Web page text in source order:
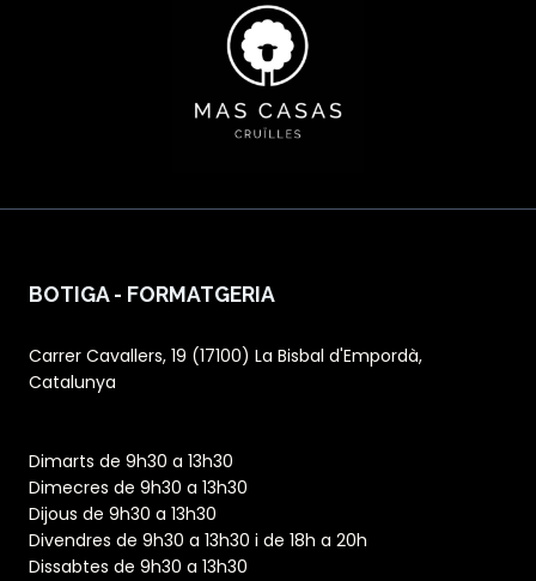
BOTIGA - FORMATGERIA
Carrer Cavallers, 19 (17100) La Bisbal d'Empordà,
Catalunya
Dimarts de 9h30 a 13h30
Dimecres de 9h30 a 13h30
Dijous de 9h30 a 13h30
Divendres de 9h30 a 13h30 i de 18h a 20h
Dissabtes de 9h30 a 13h30